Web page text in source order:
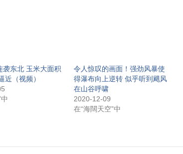
袭东北 玉米大面积
近（视频）
令人惊叹的画面！强劲风暴使
得瀑布向上逆转 似乎听到飓风
在山谷呼啸
2020-12-09
在“海闊天空”中